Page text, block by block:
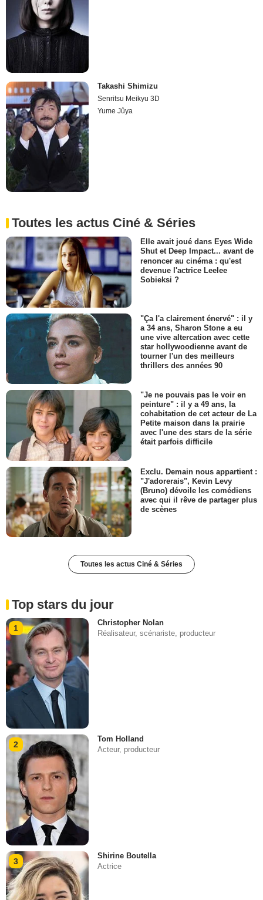
Takashi Shimizu
Senritsu Meikyu 3D
Yume Jûya
Toutes les actus Ciné & Séries
Elle avait joué dans Eyes Wide
Shut et Deep Impact... avant de
renoncer au cinéma : qu'est
devenue l'actrice Leelee
Sobieksi ?
"Ça l'a clairement énervé" : il y
a 34 ans, Sharon Stone a eu
une vive altercation avec cette
star hollywoodienne avant de
tourner l'un des meilleurs
thrillers des années 90
"Je ne pouvais pas le voir en
peinture" : il y a 49 ans, la
cohabitation de cet acteur de La
Petite maison dans la prairie
avec l'une des stars de la série
était parfois difficile
Exclu. Demain nous appartient :
"J'adorerais", Kevin Levy
(Bruno) dévoile les comédiens
avec qui il rêve de partager plus
de scènes
Toutes les actus Ciné & Séries
Top stars du jour
1
Christopher Nolan
Réalisateur, scénariste, producteur
2
Tom Holland
Acteur, producteur
3
Shirine Boutella
Actrice